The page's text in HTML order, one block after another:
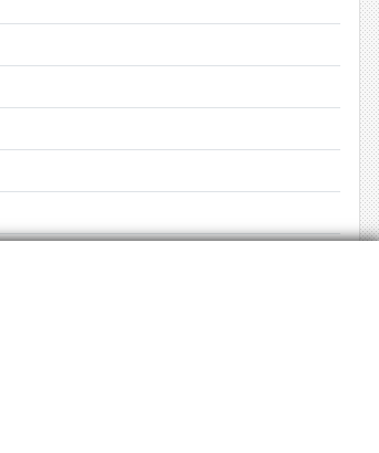
staklo 8mm prozirno s ogledalom